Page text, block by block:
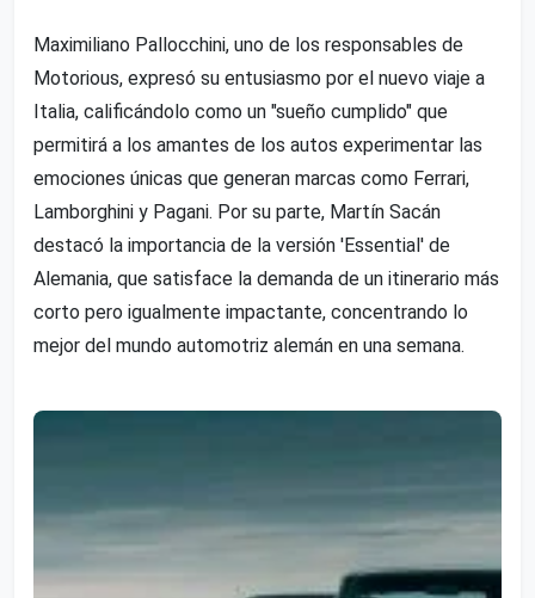
Maximiliano Pallocchini, uno de los responsables de
Motorious, expresó su entusiasmo por el nuevo viaje a
Italia, calificándolo como un "sueño cumplido" que
permitirá a los amantes de los autos experimentar las
emociones únicas que generan marcas como Ferrari,
Lamborghini y Pagani. Por su parte, Martín Sacán
destacó la importancia de la versión 'Essential' de
Alemania, que satisface la demanda de un itinerario más
corto pero igualmente impactante, concentrando lo
mejor del mundo automotriz alemán en una semana.